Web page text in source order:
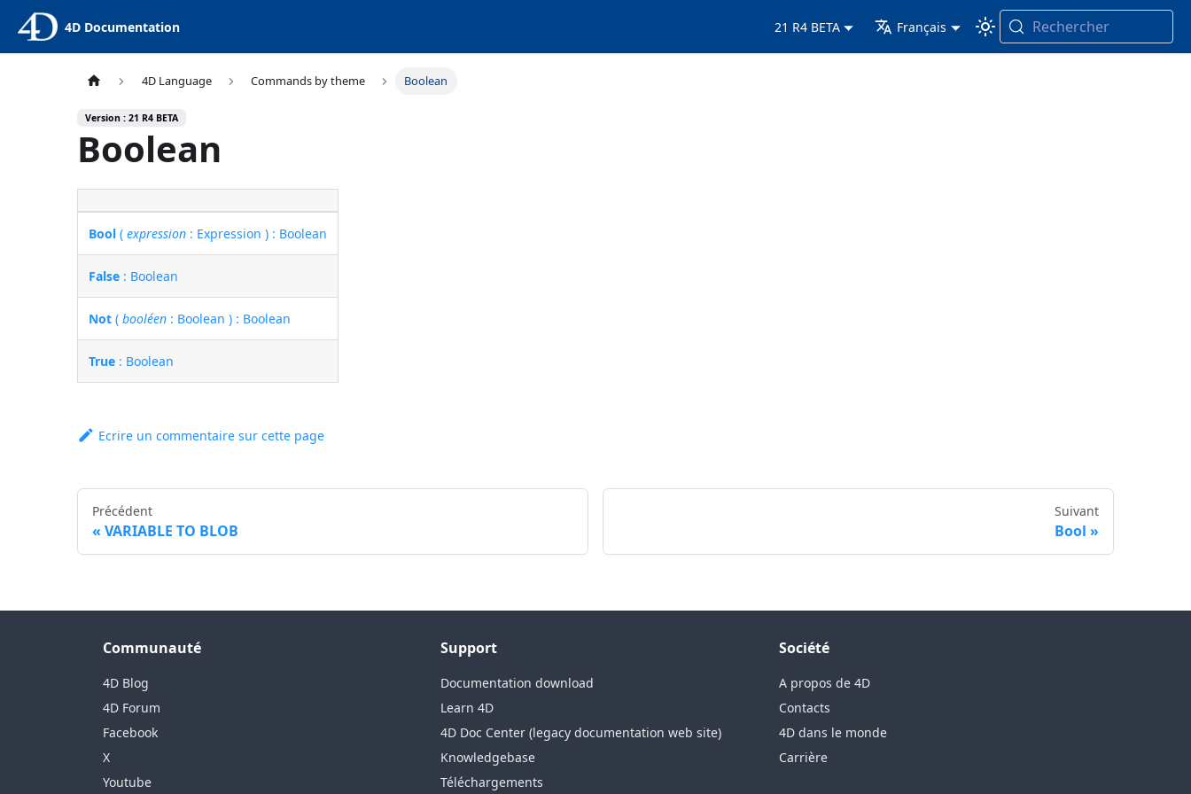
4D Documentation 21 R4 BETA Français Rechercher
4D Language Commands by theme Boolean
Version : 21 R4 BETA
Boolean
Bool (expression : Expression ) : Boolean
False : Boolean
Not (booléen : Boolean ) : Boolean
True : Boolean
Ecrire un commentaire sur cette page
Précédent
VARIABLE TO BLOB
Suivant
Bool
Communauté
4D Blog
4D Forum
Facebook
X
Youtube
Support
Documentation download
Learn 4D
4D Doc Center (legacy documentation web site)
Knowledgebase
Téléchargements
Société
A propos de 4D
Contacts
4D dans le monde
Carrière